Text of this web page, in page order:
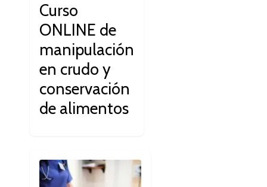
Curso
ONLINE de
manipulación
en crudo y
conservación
de alimentos